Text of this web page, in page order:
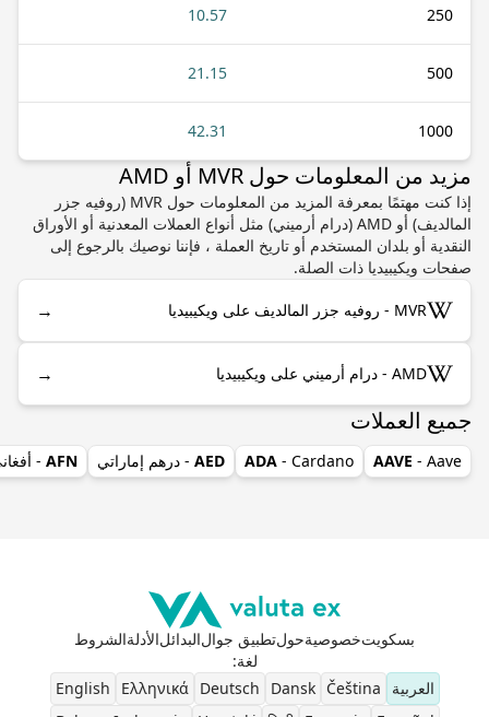
250
10.57
500
21.15
1000
42.31
مزيد من المعلومات حول MVR أو AMD
إذا كنت مهتمًا بمعرفة المزيد من المعلومات حول MVR (روفيه جزر
المالديف) أو AMD (درام أرميني) مثل أنواع العملات المعدنية أو الأوراق
النقدية أو بلدان المستخدم أو تاريخ العملة ، فإننا نوصيك بالرجوع إلى
صفحات ويكيبيديا ذات الصلة.
MVR - روفيه جزر المالديف على ويكيبيديا →
AMD - درام أرميني على ويكيبيديا →
جميع العملات
AAVE - Aave
ADA - Cardano
AED - درهم إماراتي AFN
-
بسكويتخصوصيةحولتطبيق جوالالبدائلالأدلةالشروط
لغة:
العربية
Čeština
Dansk
Deutsch
Ελληνικά
English